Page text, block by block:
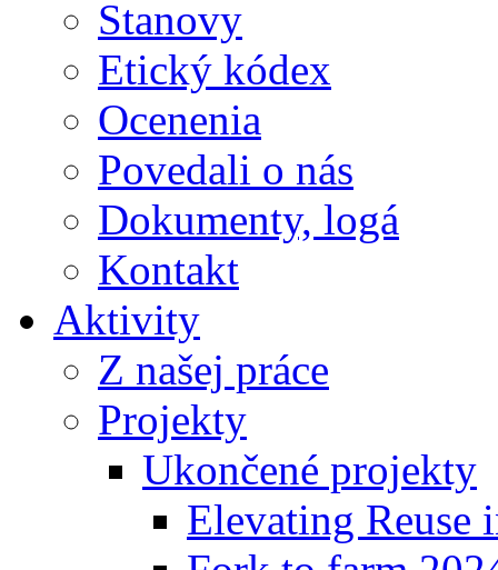
Stanovy
Etický kódex
Ocenenia
Povedali o nás
Dokumenty, logá
Kontakt
Aktivity
Z našej práce
Projekty
Ukončené projekty
Elevating Reuse